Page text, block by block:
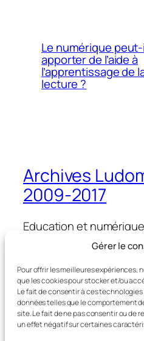
Gérer le
Pour offrir les meilleures expériences,
que les cookies pour stocker et/ou
Le fait de consentir à ces
données telles que le comportement
site. Le fait de ne pas consentir ou de
un effet négatif sur certaines
Le numérique
apporter de l’aide à
l’apprentissage de
lecture ?
Archives
2009-2017
Education et
d'Apprentissage, e-
et formation
Blog
À propos